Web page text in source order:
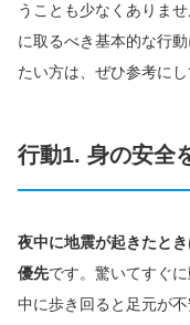
うことも少なくありま
に取るべき基本的な行
たい方は、ぜひ参考にし
行動1. 身の安全
夜中に地震が起きたと
優先です。驚いてすぐ
中に歩き回ると足元が